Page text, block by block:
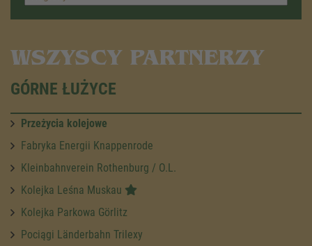
WSZYSCY PARTNERZY
GÓRNE ŁUŻYCE
Przeżycia kolejowe
Fabryka Energii Knappenrode
Kleinbahnverein Rothenburg / O.L.
Kolejka Leśna Muskau
Kolejka Parkowa Görlitz
Pociągi Länderbahn Trilexy